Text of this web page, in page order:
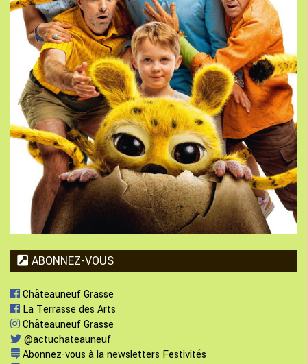
ABONNEZ-VOUS
Châteauneuf Grasse
La Terrasse des Arts
Châteauneuf Grasse
@actuchateauneuf
Abonnez-vous à la newsletters Festivités